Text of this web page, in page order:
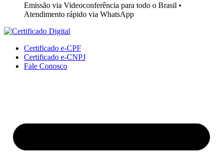
Emissão via Videoconferência para todo o Brasil •
Atendimento rápido via WhatsApp
Certificado e-CPF
Certificado e-CNPJ
Fale Conosco